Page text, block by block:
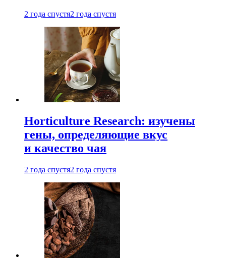
2 года спустя2 года спустя
Horticulture Research: изучены
гены, определяющие вкус
и качество чая
2 года спустя2 года спустя